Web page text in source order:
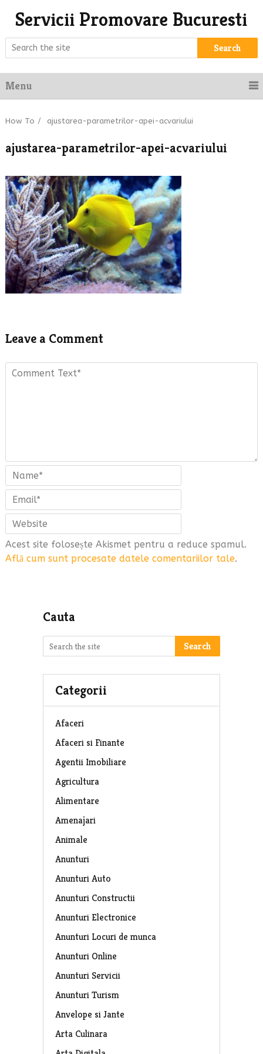
Servicii Promovare Bucuresti
Search
Menu
How To / ajustarea-parametrilor-apei-acvariului
ajustarea-parametrilor-apei-acvariului
Leave a Comment
Acest site folosește Akismet pentru a reduce spamul.
Află cum sunt procesate datele comentariilor tale.
Cauta
Search
Categorii
Afaceri
Afaceri si Finante
Agentii Imobiliare
Agricultura
Alimentare
Amenajari
Animale
Anunturi
Anunturi Auto
Anunturi Constructii
Anunturi Electronice
Anunturi Locuri de munca
Anunturi Online
Anunturi Servicii
Anunturi Turism
Anvelope si Jante
Arta Culinara